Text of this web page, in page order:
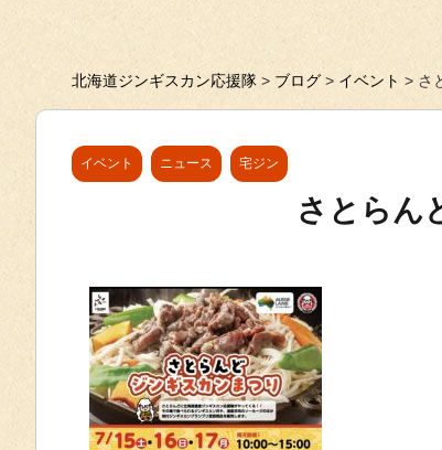
北海道ジンギスカン応援隊 > ブログ> イベント > さ
イベント ニュース 宅ジン
さとらん